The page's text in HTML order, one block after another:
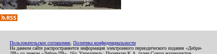
Пользовательское соглашение Политика конфиденциальности
На данном сайте распространяется информация электронного периодического издания «Дебри-